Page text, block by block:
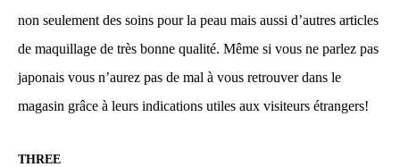
non seulement des soins pour la peau mais aussi d’autres articles
de maquillage de très bonne qualité. Même si vous ne parlez pas
japonais vous n’aurez pas de mal à vous retrouver dans le
magasin grâce à leurs indications utiles aux visiteurs étrangers!
THREE